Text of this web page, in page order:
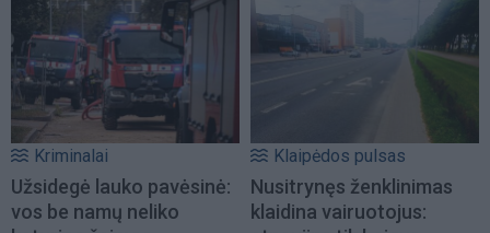
Kriminalai
Užsidegė lauko pavėsinė:
vos be namų neliko
Klaipėdos pulsas
Nusitrynęs ženklinimas
klaidina vairuotojus: